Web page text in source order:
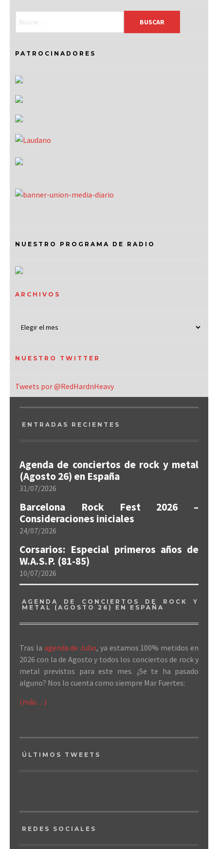
PATROCINADORES
NUESTRO PROGRAMA DE RADIO
ARCHIVOS
NUESTRO TWITTER
Tweets por @RedHardnHeavy
ENTRADAS RECIENTES
Agenda de conciertos de rock y metal
(Agosto 26) en España
31/07/2026
Barcelona Rock Fest 2026 –
Consideraciones iniciales
24/07/2026
Corsarios: Especial primeros años de
W.A.S.P. (81-85)
10/07/2026
AGENDA DE CONCIERTOS DE ROCK Y
METAL (AGOSTO 26) EN ESPAÑA
Tras la agenda de Julio, ya estamos 100% metidos en
2026 con la de Agosto y todos los conciertos de rock y
metal previstos para este mes. ¿Se te ha pasado
alguno? Nos lo cuenta como siempre Mar Fuertes:
(más…)
ÚLTIMOS TWEETS
REDES SOCIALES